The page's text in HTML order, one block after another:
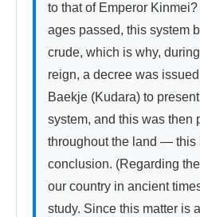
to that of Emperor
ages passed, this system
crude, which is why,
reign, a decree was
Baekje (Kudara) to
system, and this was then
throughout the land — this
conclusion. (Regarding
our country in ancient
study. Since this matter is